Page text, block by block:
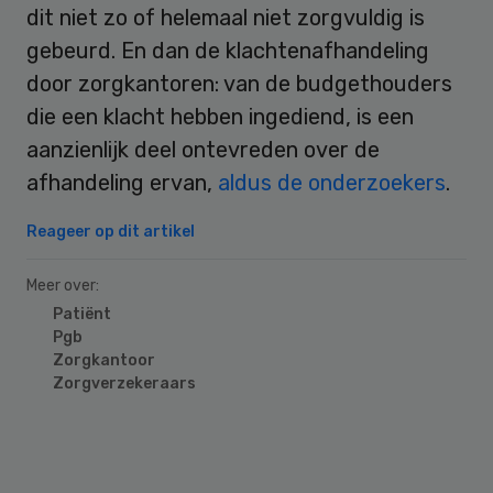
dit niet zo of helemaal niet zorgvuldig is
gebeurd. En dan de klachtenafhandeling
door zorgkantoren: van de budgethouders
die een klacht hebben ingediend, is een
aanzienlijk deel ontevreden over de
afhandeling ervan, aldus de onderzoekers.
Reageer op dit artikel
Meer over:
Patiënt
Pgb
Zorgkantoor
Zorgverzekeraars